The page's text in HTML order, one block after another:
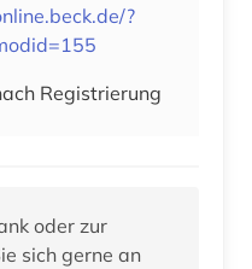
?
Registrierung
oder zur
sich gerne an